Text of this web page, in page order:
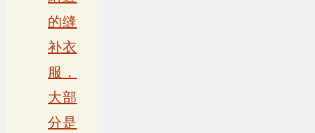
的缝
补衣
服，
大部
分是